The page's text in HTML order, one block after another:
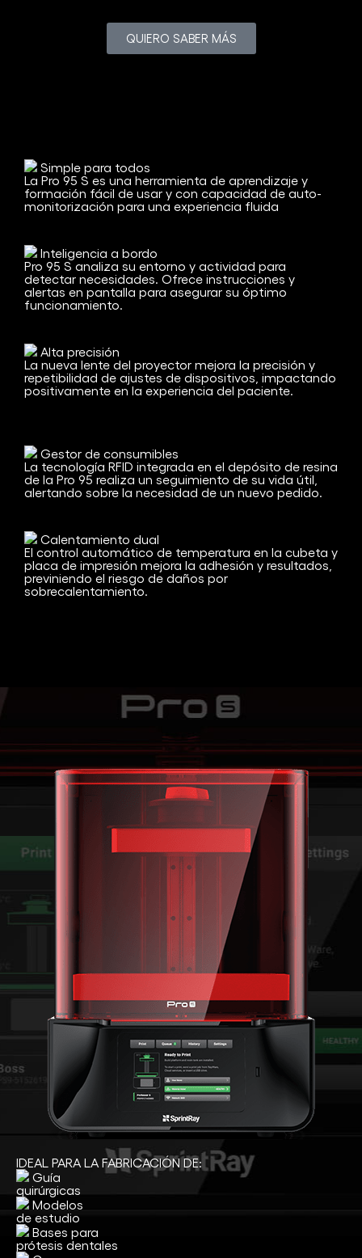
QUIERO SABER MÁS
Simple para todos
La Pro 95 S es una herramienta de aprendizaje y
formación fácil de usar y con capacidad de auto-
monitorización para una experiencia fluida
Inteligencia a bordo
Pro 95 S analiza su entorno y actividad para
detectar necesidades. Ofrece instrucciones y
alertas en pantalla para asegurar su óptimo
funcionamiento.
Alta precisión
La nueva lente del proyector mejora la precisión y
repetibilidad de ajustes de dispositivos, impactando
positivamente en la experiencia del paciente.
Gestor de consumibles
La tecnología RFID integrada en el depósito de resina
de la Pro 95 realiza un seguimiento de su vida útil,
alertando sobre la necesidad de un nuevo pedido.
Calentamiento dual
El control automático de temperatura en la cubeta y
placa de impresión mejora la adhesión y resultados,
previniendo el riesgo de daños por
sobrecalentamiento.
IDEAL PARA LA FABRICACIÓN DE:
Guía
quirúrgicas
Modelos
de estudio
Bases para
prótesis dentales